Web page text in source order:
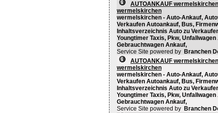
AUTOANKAUF
wermelskirchen
wermelskirchen - Auto-Ankauf,
Verkaufen Autoankauf, Bus,
Inhaltsverzeichnis Auto zu
Youngtimer Taxis, Pkw,
Gebrauchtwagen Ankauf,
Service Site powered by Branchen
AUTOANKAUF
wermelskirchen
wermelskirchen - Auto-Ankauf,
Verkaufen Autoankauf, Bus,
Inhaltsverzeichnis Auto zu
Youngtimer Taxis, Pkw,
Gebrauchtwagen Ankauf,
Service Site powered by Branchen